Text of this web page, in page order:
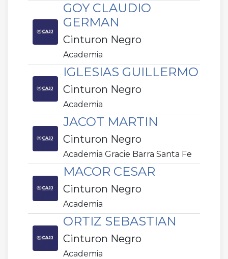
GOY CLAUDIO
GERMAN
Cinturon Negro
Academia
IGLESIAS GUILLERMO
Cinturon Negro
Academia
JACOT MARTIN
Cinturon Negro
Academia Gracie Barra Santa Fe
MACOR CESAR
Cinturon Negro
Academia
ORTIZ SEBASTIAN
Cinturon Negro
Academia